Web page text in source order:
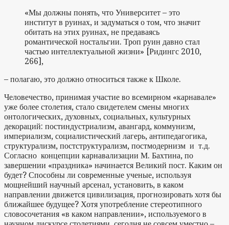
«Мы должны понять, что Университет – это
институт в руинах, и задуматься о том, что значит
обитать на этих руинах, не предаваясь
романтической ностальгии. Троп руин давно стал
частью интеллектуальной жизни» [Ридингс 2010,
266],
– полагаю, это должно относиться также к Школе.
Человечество, принимая участие во всемирном «карнавале»
уже более столетия, стало свидетелем смены многих
онтологических, духовных, социальных, культурных
декораций: постиндустриализм, авангард, коммунизм,
империализм, социалистический лагерь, антипедагогика,
структурализм, постструктурализм, постмодернизм и т.д.
Согласно концепции карнавализации М. Бахтина, по
завершении «праздника» начинается Великий пост. Каким он
будет? Способны ли современные ученые, используя
мощнейший научный арсенал, установить, в каком
направлении движется цивилизация, прогнозировать хотя бы
ближайшее будущее? Хотя употребление стереотипного
словосочетания «в каком направлении», используемого в